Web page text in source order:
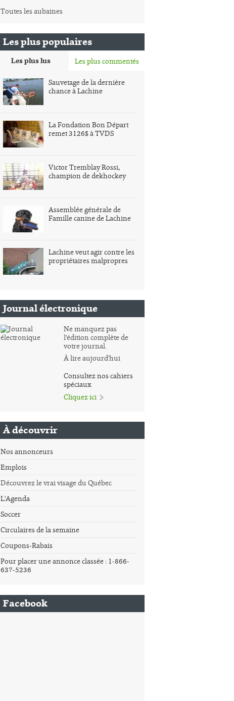
Toutes les aubaines
Les plus populaires
Les plus lus Les plus commentés
Sauvetage de la dernière
chance à Lachine
La Fondation Bon Départ
remet 3126$ à TVDS
Victor Tremblay Rossi,
champion de dekhockey
Assemblée générale de
Famille canine de Lachine
Lachine veut agir contre les
propriétaires malpropres
Journal électronique
Ne manquez pas
l'édition complète de
votre journal.
À lire aujourd'hui
Consultez nos cahiers
spéciaux
Cliquez ici
À découvrir
Nos annonceurs
Emplois
Découvrez le vrai visage du Québec
L'Agenda
Soccer
Circulaires de la semaine
Coupons-Rabais
Pour placer une annonce classée : 1-866-
637-5236
Facebook